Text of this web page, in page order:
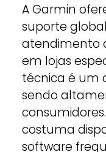
A Garmin
suporte
atendimento
em lojas
técnica é um
sendo
costuma
software